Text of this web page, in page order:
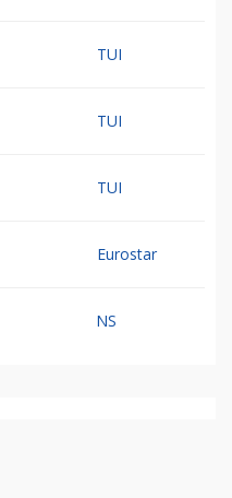
TUI
TUI
TUI
Eurostar
NS